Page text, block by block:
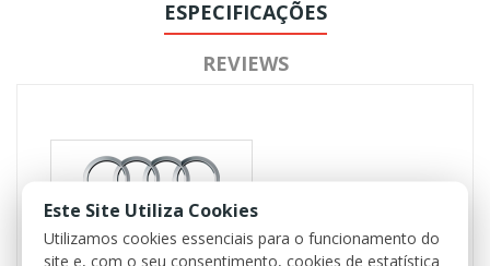
ESPECIFICAÇÕES
REVIEWS
Este Site Utiliza Cookies
Utilizamos cookies essenciais para o funcionamento do
site e, com o seu consentimento, cookies de estatística